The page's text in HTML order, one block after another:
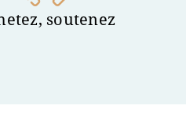
soutenez